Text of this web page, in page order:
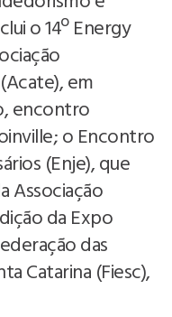
o 14º Energy
em
encontro
o Encontro
(Enje), que
Associação
da Expo
das
Catarina (Fiesc),